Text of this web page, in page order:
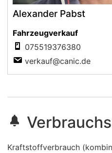
Alexander Pabst
Fahrzeugverkauf
075519376380
verkauf@canic.de
Kraftstoffverbrauch